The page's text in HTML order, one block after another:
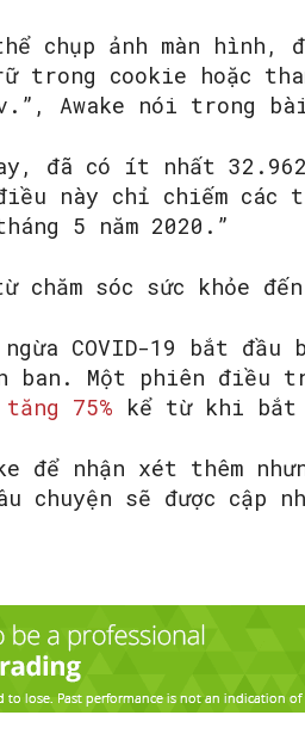
chụp ảnh màn hình,
trong cookie hoặc
Awake nói trong
đã có ít nhất
này chỉ chiếm các
5 năm 2020.”
sóc sức khỏe
COVID-19 bắt
Một phiên điều
75% kể từ khi bắt
để nhận xét thêm
chuyện sẽ được cập